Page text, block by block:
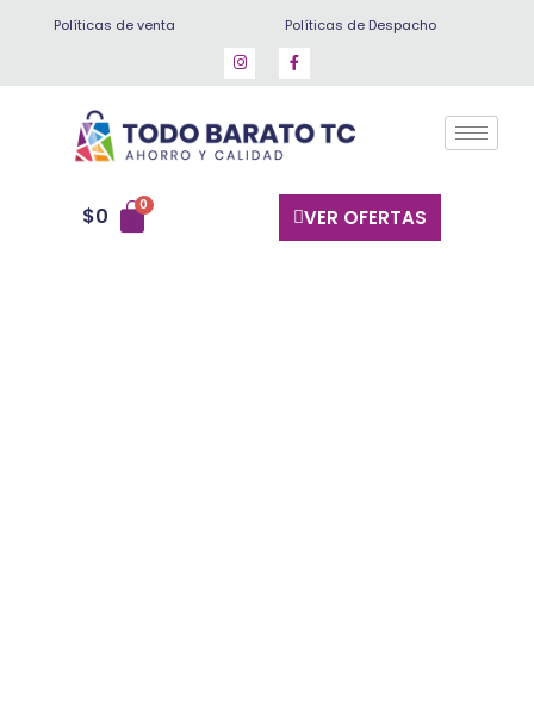
Políticas de venta Políticas de Despacho
$0 VER OFERTAS